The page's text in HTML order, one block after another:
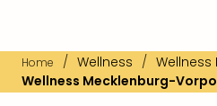
Home / Wellness /
Wellness Mecklenburg-